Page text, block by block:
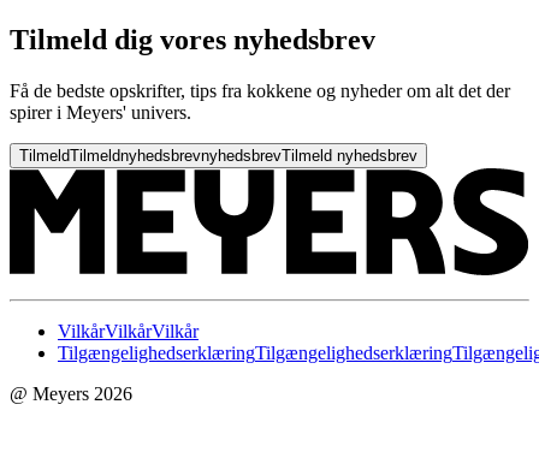
Tilmeld dig vores nyhedsbrev
Få de bedste opskrifter, tips fra kokkene og nyheder om alt det der
spirer i Meyers' univers.
TilmeldTilmeldnyhedsbrevnyhedsbrevTilmeld nyhedsbrev
VilkårVilkårVilkår
TilgængelighedserklæringTilgængelighedserklæring
@ Meyers 2026